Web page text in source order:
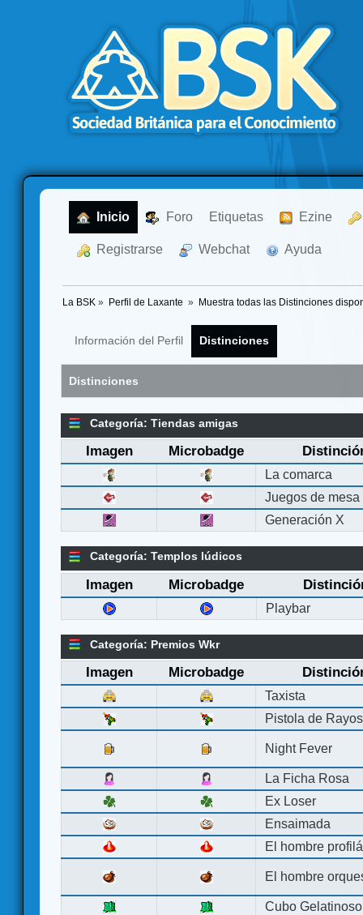
Inicio Foro Etiquetas Ezine
Registrarse Webchat Ayuda
La BSK » Perfil de Laxante » Muestra todas las Distinciones
Información del Perfil Distinciones
Distinciones
Categoría: Tiendas amigas
Imagen Microbadge
La comarca
Juegos de mesa
Generación X
Categoría: Templos lúdicos
Imagen Microbadge
Playbar
Categoría: Premios Wkr
Imagen Microbadge
Taxista
Pistola de Rayos
Night Fever
La Ficha Rosa
Ex Loser
Ensaimada
El hombre
El hombre
Cubo Gelatinoso